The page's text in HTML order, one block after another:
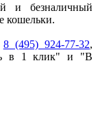
и безналичный
кошельки.
8 (495) 924-77-32,
в 1 клик" и "В